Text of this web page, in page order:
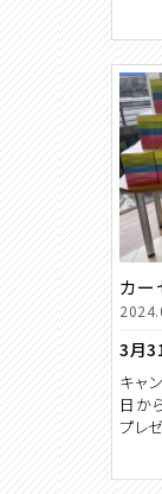
カー
3月
キャ
日か
プレ